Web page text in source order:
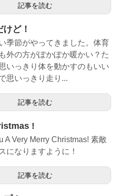
記事を読む
ど！
季節がやってきました。体育
外の方がぽかぽか暖かい？た
いっきり体を動かすのもいい
思いっきり走り...
記事を読む
!
A Very Merry Christmas! 素敵
になりますように！
記事を読む